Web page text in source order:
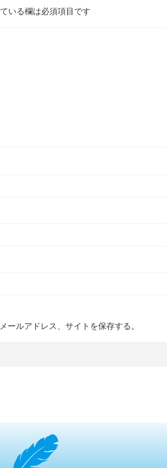
いる欄は必須項目です
ールアドレス、サイトを保存する。